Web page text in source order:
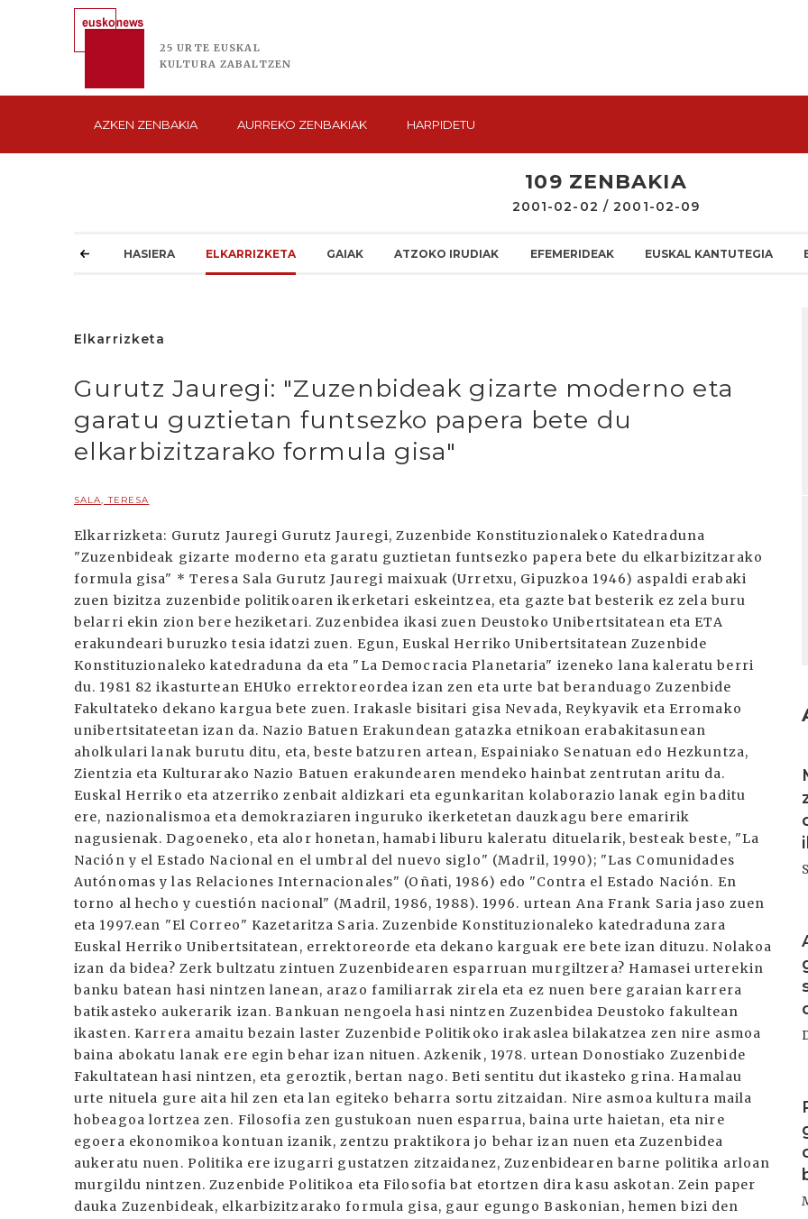
25 URTE EUSKAL
KULTURA ZABALTZEN
AZKEN ZENBAKIA AURREKO ZENBAKIAK HARPIDETU
109 ZENBAKIA
2001-02-02 / 2001-02-09
HASIERA ELKARRIZKETA GAIAK ATZOKO IRUDIAK EFEMERIDEAK EUSKAL KANTUTEGIA
Elkarrizketa
Gurutz Jauregi: "Zuzenbideak gizarte moderno eta
garatu guztietan funtsezko papera bete du
elkarbizitzarako formula gisa"
SALA, TERESA
Elkarrizketa: Gurutz Jauregi Gurutz Jauregi, Zuzenbide Konstituzionaleko Katedraduna
"Zuzenbideak gizarte moderno eta garatu guztietan funtsezko papera bete du elkarbizitzarako
formula gisa" * Teresa Sala Gurutz Jauregi maixuak (Urretxu, Gipuzkoa 1946) aspaldi erabaki
zuen bizitza zuzenbide politikoaren ikerketari eskeintzea, eta gazte bat besterik ez zela buru
belarri ekin zion bere heziketari. Zuzenbidea ikasi zuen Deustoko Unibertsitatean eta ETA
erakundeari buruzko tesia idatzi zuen. Egun, Euskal Herriko Unibertsitatean Zuzenbide
Konstituzionaleko katedraduna da eta "La Democracia Planetaria" izeneko lana kaleratu berri
du. 1981 82 ikasturtean EHUko errektoreordea izan zen eta urte bat beranduago Zuzenbide
Fakultateko dekano kargua bete zuen. Irakasle bisitari gisa Nevada, Reykyavik eta Erromako
unibertsitateetan izan da. Nazio Batuen Erakundean gatazka etnikoan erabakitasunean
aholkulari lanak burutu ditu, eta, beste batzuren artean, Espainiako Senatuan edo Hezkuntza,
Zientzia eta Kulturarako Nazio Batuen erakundearen mendeko hainbat zentrutan aritu da.
Euskal Herriko eta atzerriko zenbait aldizkari eta egunkaritan kolaborazio lanak egin baditu
ere, nazionalismoa eta demokraziaren inguruko ikerketetan dauzkagu bere emaririk
nagusienak. Dagoeneko, eta alor honetan, hamabi liburu kaleratu dituelarik, besteak beste, "La
Nación y el Estado Nacional en el umbral del nuevo siglo" (Madril, 1990); "Las Comunidades
Autónomas y las Relaciones Internacionales" (Oñati, 1986) edo "Contra el Estado Nación. En
torno al hecho y cuestión nacional" (Madril, 1986, 1988). 1996. urtean Ana Frank Saria jaso zuen
eta 1997.ean "El Correo" Kazetaritza Saria. Zuzenbide Konstituzionaleko katedraduna zara
Euskal Herriko Unibertsitatean, errektoreorde eta dekano karguak ere bete izan dituzu. Nolakoa
izan da bidea? Zerk bultzatu zintuen Zuzenbidearen esparruan murgiltzera? Hamasei urterekin
banku batean hasi nintzen lanean, arazo familiarrak zirela eta ez nuen bere garaian karrera
batikasteko aukerarik izan. Bankuan nengoela hasi nintzen Zuzenbidea Deustoko fakultean
ikasten. Karrera amaitu bezain laster Zuzenbide Politikoko irakaslea bilakatzea zen nire asmoa
baina abokatu lanak ere egin behar izan nituen. Azkenik, 1978. urtean Donostiako Zuzenbide
Fakultatean hasi nintzen, eta geroztik, bertan nago. Beti sentitu dut ikasteko grina. Hamalau
urte nituela gure aita hil zen eta lan egiteko beharra sortu zitzaidan. Nire asmoa kultura maila
hobeagoa lortzea zen. Filosofia zen gustukoan nuen esparrua, baina urte haietan, eta nire
egoera ekonomikoa kontuan izanik, zentzu praktikora jo behar izan nuen eta Zuzenbidea
aukeratu nuen. Politika ere izugarri gustatzen zitzaidanez, Zuzenbidearen barne politika arloan
murgildu nintzen. Zuzenbide Politikoa eta Filosofia bat etortzen dira kasu askotan. Zein paper
dauka Zuzenbideak, elkarbizitzarako formula gisa, gaur egungo Baskonian, hemen bizi den